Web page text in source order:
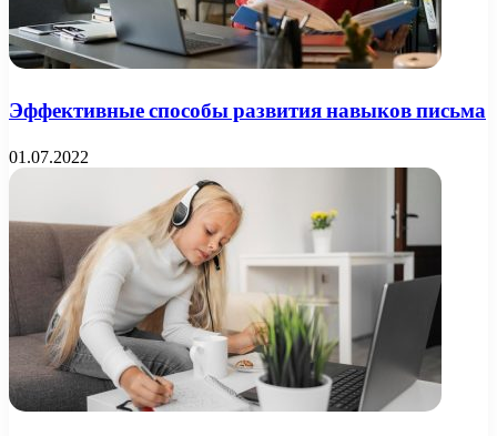
Эффективные способы развития навыков письма
01.07.2022